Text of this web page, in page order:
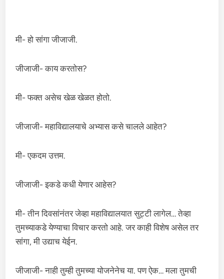
मी- हो सांगा जीजाजी.
जीजाजी- काय करतोस?
मी- फक्त असेच खेळ खेळत होतो.
जीजाजी- महाविद्यालयाचे अभ्यास कसे चालले आहेत?
मी- एकदम उत्तम.
जीजाजी- इकडे कधी येणार आहेस?
मी- तीन दिवसांनंतर जेव्हा महाविद्यालयात सुट्टी लागेल… तेव्हा
तुमच्याकडे येण्याचा विचार करतो आहे. जर काही विशेष असेल तर
सांगा, मी उद्याच येईन.
जीजाजी- नाही तुम्ही तुमच्या योजनेनेच या. पण ऐक… मला तुमची